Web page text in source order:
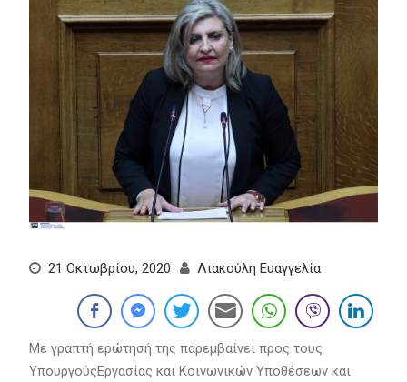
21 Οκτωβρίου, 2020 Λιακούλη Ευαγγελία
Με γραπτή ερώτησή της παρεμβαίνει προς τους
ΥπουργούςΕργασίας και Κοινωνικών Υποθέσεων και